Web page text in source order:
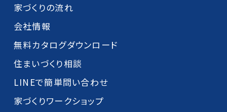
家づくりの流れ
会社情報
無料カタログダウンロード
住まいづくり相談
LINEで簡単問い合わせ
家づくりワークショップ